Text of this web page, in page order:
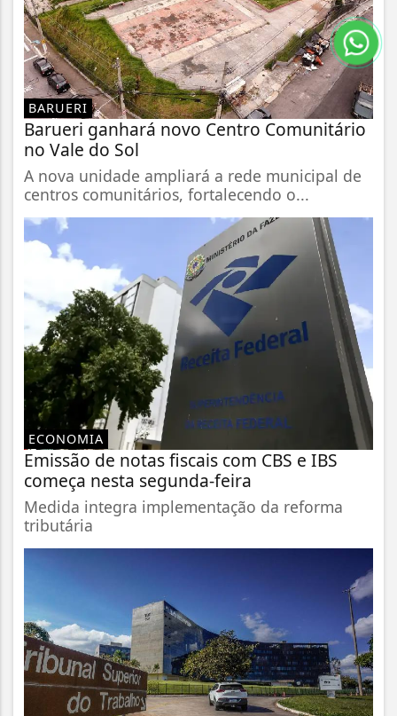
BARUERI
Barueri ganhará novo Centro Comunitário
no Vale do Sol
A nova unidade ampliará a rede municipal de
centros comunitários, fortalecendo o...
ECONOMIA
Emissão de notas fiscais com CBS e IBS
começa nesta segunda-feira
Medida integra implementação da reforma
tributária